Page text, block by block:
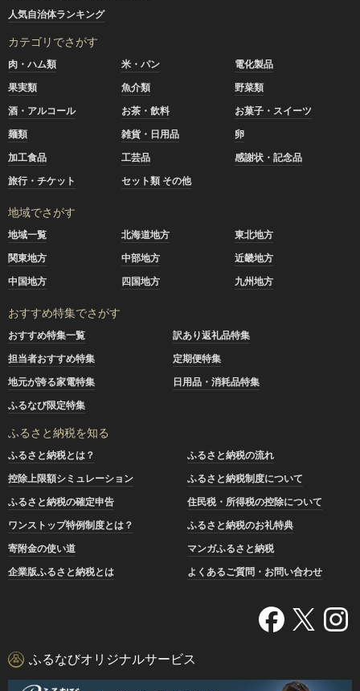
人気自治体ランキング
カテゴリでさがす
肉・ハム類 米・パン
電化製品
果実類
魚介類
野菜類
酒・アルコール
お茶・飲料
お菓子・スイーツ
麺類
雑貨・日用品
卵
加工食品
工芸品
感謝状・記念品
旅行・チケット
セット類 その他
地域でさがす
地域一覧 北海道地方
東北地方
関東地方
中部地方
近畿地方
中国地方
四国地方 九州地方
おすすめ特集でさがす
おすすめ特集一覧
訳あり返礼品特集
担当者おすすめ特集
定期便特集
地元が誇る家電特集
日用品・消耗品特集
ふるなび限定特集
ふるさと納税を知る
ふるさと納税とは？
ふるさと納税の流れ
控除上限額シミュレーション
ふるさと納税制度について
ふるさと納税の確定申告
住民税・所得税の控除について
ワンストップ特例制度とは？
ふるさと納税のお礼特典
寄附金の使い道
マンガふるさと納税
企業版ふるさと納税とは
よくあるご質問・お問い合わせ
ふるなびオリジナルサービス